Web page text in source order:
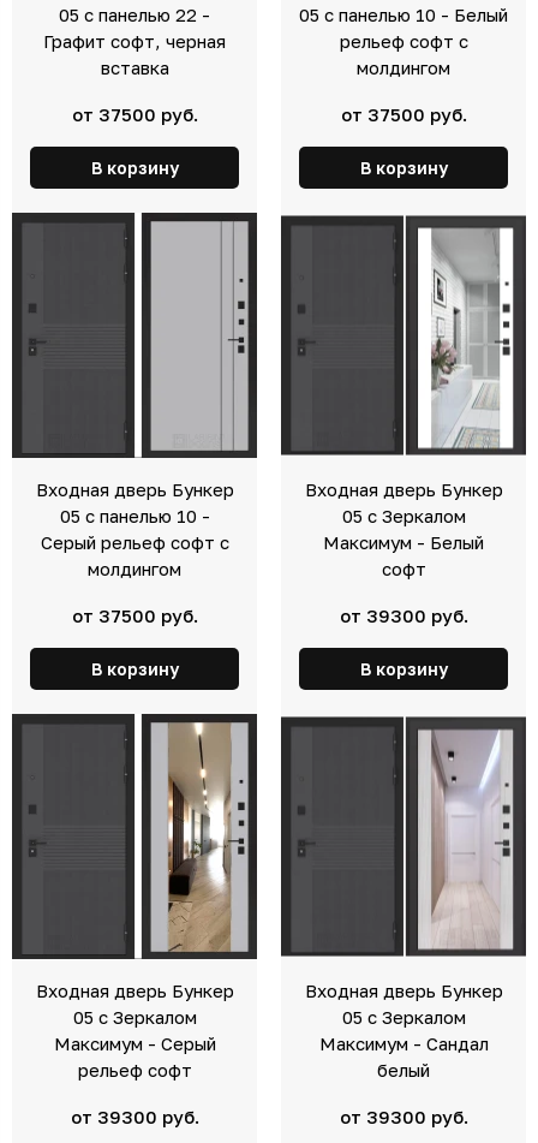
05 с панелью 22 -
Графит софт, черная
вставка
от 37500 руб.
В корзину
05 с панелью 10 - Белый
рельеф софт с
молдингом
от 37500 руб.
В корзину
Входная дверь Бункер
05 с панелью 10 -
Серый рельеф софт с
молдингом
от 37500 руб.
В корзину
Входная дверь Бункер
05 с Зеркалом
Максимум - Белый
софт
от 39300 руб.
В корзину
Входная дверь Бункер
05 с Зеркалом
Максимум - Серый
рельеф софт
от 39300 руб.
Входная дверь Бункер
05 с Зеркалом
Максимум - Сандал
белый
от 39300 руб.